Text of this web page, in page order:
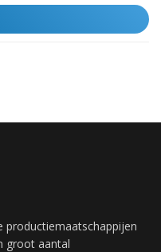
productiemaatschappijen
groot aantal